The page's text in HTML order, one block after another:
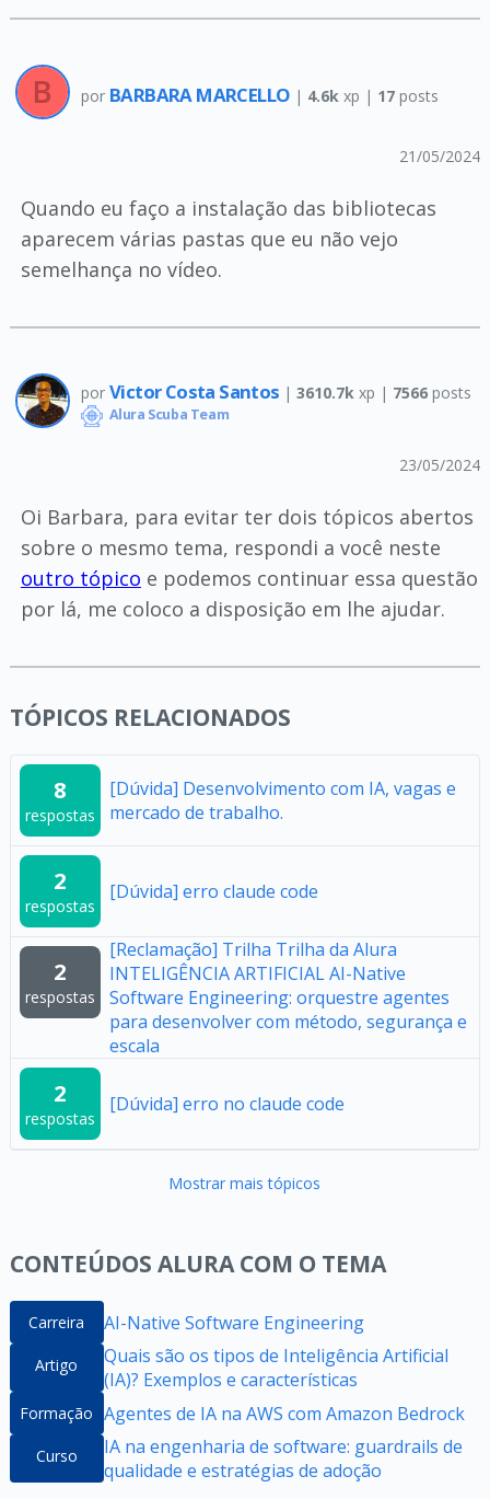
por BARBARA MARCELLO | 4.6k xp | 17posts
21/05/2024
Quando eu faço a instalação das bibliotecas
aparecem várias pastas que eu não vejo
semelhança no vídeo.
por Victor Costa Santos | 3610.7kxp | 7566posts
Alura Scuba Team
23/05/2024
Oi Barbara, para evitar ter dois tópicos abertos
sobre o mesmo tema, respondi a você neste
outro tópico e podemos continuar essa questão
por lá, me coloco a disposição em lhe ajudar.
TÓPICOS RELACIONADOS
8
respostas
[Dúvida] Desenvolvimento com IA, vagas e
mercado de trabalho.
2
respostas
[Dúvida] erro claude code
2
respostas
[Reclamação] Trilha Trilha da Alura
INTELIGÊNCIA ARTIFICIAL AI-Native
Software Engineering: orquestre agentes
para desenvolver com método, segurança e
escala
2
respostas
[Dúvida] erro no claude code
Mostrar mais tópicos
CONTEÚDOS ALURA COM O TEMA
Carreira AI-Native Software Engineering
Artigo
Quais são os tipos de Inteligência Artificial
(IA)? Exemplos e características
Formação Agentes de IA na AWS com Amazon Bedrock
Curso
IA na engenharia de software: guardrails de
qualidade e estratégias de adoção